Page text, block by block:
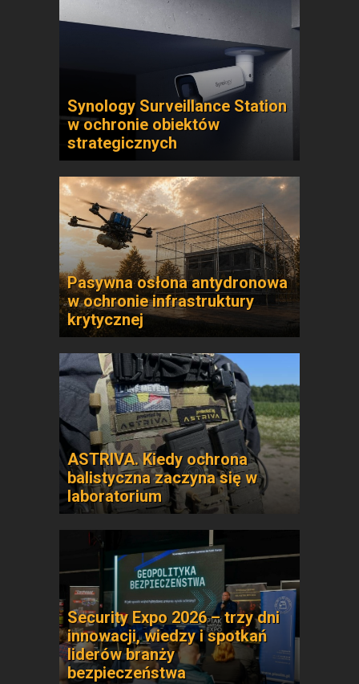
Synology Surveillance Station
w ochronie obiektów
strategicznych
Pasywna osłona antydronowa
w ochronie infrastruktury
krytycznej
ASTRIVA. Kiedy ochrona
balistyczna zaczyna się w
laboratorium
Security Expo 2026 – trzy dni
innowacji, wiedzy i spotkań
liderów branży
bezpieczeństwa